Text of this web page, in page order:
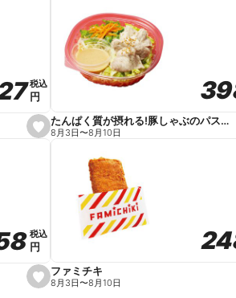
e
s
e
e
税込
税込
円
円
たんぱく質が摂れる!豚しゃぶのパスタサラダ
8月3日〜8月10日
s
e
税込
税込
円
円
ファミチキ
8月3日〜8月10日